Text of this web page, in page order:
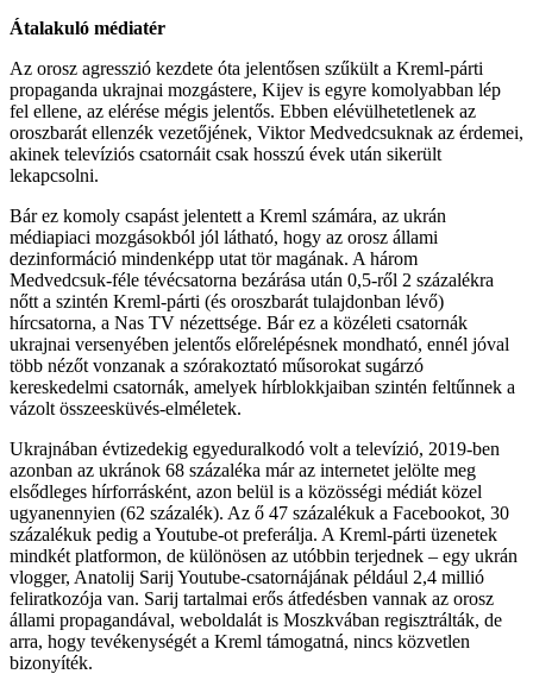
Átalakuló médiatér
Az orosz agresszió kezdete óta jelentősen szűkült a Kreml-párti
propaganda ukrajnai mozgástere, Kijev is egyre komolyabban lép
fel ellene, az elérése mégis jelentős. Ebben elévülhetetlenek az
oroszbarát ellenzék vezetőjének, Viktor Medvedcsuknak az érdemei,
akinek televíziós csatornáit csak hosszú évek után sikerült
lekapcsolni.
Bár ez komoly csapást jelentett a Kreml számára, az ukrán
médiapiaci mozgásokból jól látható, hogy az orosz állami
dezinformáció mindenképp utat tör magának. A három
Medvedcsuk-féle tévécsatorna bezárása után 0,5-ről 2 százalékra
nőtt a szintén Kreml-párti (és oroszbarát tulajdonban lévő)
hírcsatorna, a Nas TV nézettsége. Bár ez a közéleti csatornák
ukrajnai versenyében jelentős előrelépésnek mondható, ennél jóval
több nézőt vonzanak a szórakoztató műsorokat sugárzó
kereskedelmi csatornák, amelyek hírblokkjaiban szintén feltűnnek a
vázolt összeesküvés-elméletek.
Ukrajnában évtizedekig egyeduralkodó volt a televízió, 2019-ben
azonban az ukránok 68 százaléka már az internetet jelölte meg
elsődleges hírforrásként, azon belül is a közösségi médiát közel
ugyanennyien (62 százalék). Az ő 47 százalékuk a Facebookot, 30
százalékuk pedig a Youtube-ot preferálja. A Kreml-párti üzenetek
mindkét platformon, de különösen az utóbbin terjednek – egy ukrán
vlogger, Anatolij Sarij Youtube-csatornájának például 2,4 millió
feliratkozója van. Sarij tartalmai erős átfedésben vannak az orosz
állami propagandával, weboldalát is Moszkvában regisztrálták, de
arra, hogy tevékenységét a Kreml támogatná, nincs közvetlen
bizonyíték.